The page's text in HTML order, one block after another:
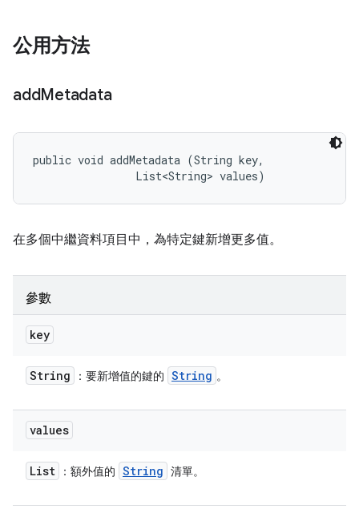
公用方法
addMetadata
public void addMetadata (String key,
                List<String> values)
在多個中繼資料項目中，為特定鍵新增更多值。
參數
key
String ：要新增值的鍵的 String 。
values
List ：額外值的 String 清單。